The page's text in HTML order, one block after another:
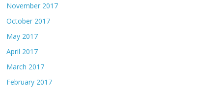
November 2017
October 2017
May 2017
April 2017
March 2017
February 2017